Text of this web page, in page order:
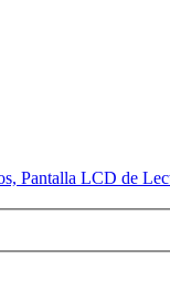
Pantalla LCD de